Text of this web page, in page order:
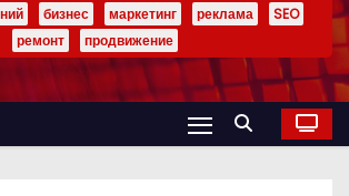
бизнес маркетинг реклама
SEO
ремонт
продвижение